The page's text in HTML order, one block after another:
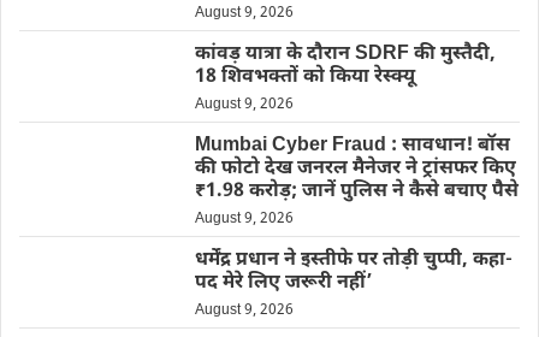
August 9, 2026
कांवड़ यात्रा के दौरान SDRF की मुस्तैदी,
18 शिवभक्तों को किया रेस्क्यू
August 9, 2026
Mumbai Cyber Fraud : सावधान! बॉस
की फोटो देख जनरल मैनेजर ने ट्रांसफर किए
₹1.98 करोड़; जानें पुलिस ने कैसे बचाए पैसे
August 9, 2026
धर्मेंद्र प्रधान ने इस्तीफे पर तोड़ी चुप्पी, कहा-
पद मेरे लिए जरूरी नहीं’
August 9, 2026